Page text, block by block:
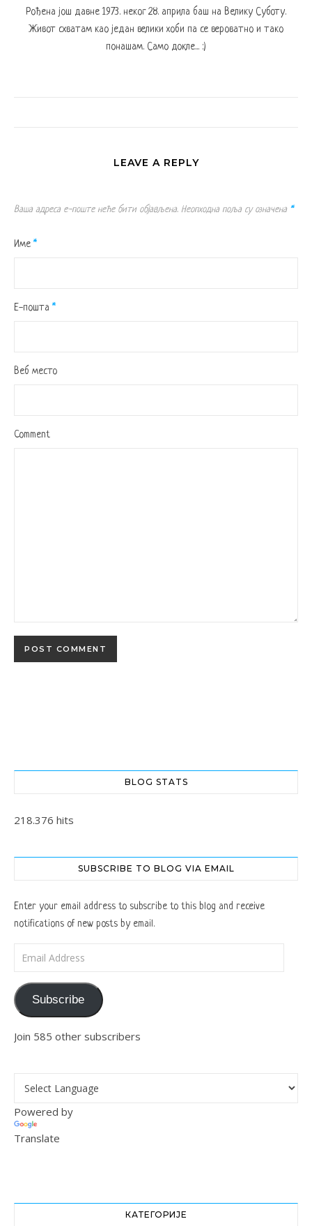
Рођена још давне 1973. неког 28. априла баш на Велику Суботу.
Живот схватам као један велики хоби па се вероватно и тако
понашам. Само докле... :)
LEAVE A REPLY
Ваша адреса е-поште неће бити објављена. Неопходна поља су означена *
Име *
Е-пошта *
Веб место
Comment
BLOG STATS
218.376 hits
SUBSCRIBE TO BLOG VIA EMAIL
Enter your email address to subscribe to this blog and receive
notifications of new posts by email.
Subscribe
Join 585 other subscribers
Powered by
Translate
КАТЕГОРИЈЕ